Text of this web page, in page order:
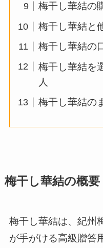
梅干し華結の
梅干し華結と
梅干し華結の
梅干し華結を
人
梅干し華結の
梅干し華結の概要
梅干し華結は、紀州
が手がける高級贈答